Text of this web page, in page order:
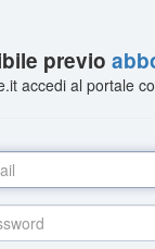
previo
accedi al portale